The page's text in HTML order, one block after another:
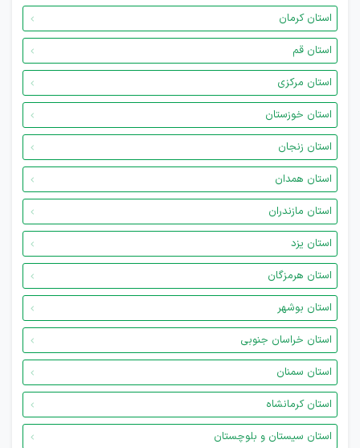
استان کرمان
استان قم
استان مرکزی
استان خوزستان
استان زنجان
استان همدان
استان مازندران
استان یزد
استان هرمزگان
استان بوشهر
استان خراسان جنوبی
استان سمنان
استان کرمانشاه
استان سیستان و بلوچستان